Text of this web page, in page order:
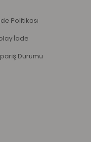
Politikası
İade
Durumu